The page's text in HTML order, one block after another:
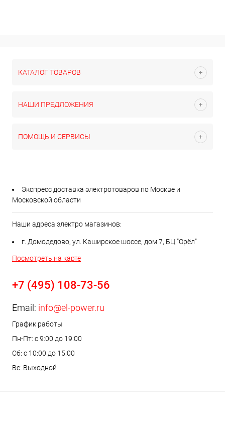
КАТАЛОГ ТОВАРОВ
НАШИ ПРЕДЛОЖЕНИЯ
ПОМОЩЬ И СЕРВИСЫ
Экспресс доставка электротоваров по Москве и
Московской области
Наши адреса электро магазинов:
г. Домодедово, ул. Каширское шоссе, дом 7, БЦ "Орёл"
Посмотреть на карте
+7 (495) 108-73-56
Email: info@el-power.ru
График работы
Пн-Пт: с 9:00 до 19:00
Сб: с 10:00 до 15:00
Вс: Выходной